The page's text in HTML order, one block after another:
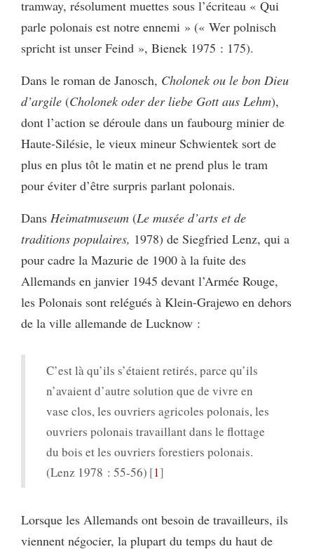
tramway, résolument muettes sous l’écriteau « Qui
parle polonais est notre ennemi » (« Wer polnisch
spricht ist unser Feind », Bienek 1975 : 175).
Dans le roman de Janosch, Cholonek ou le bon Dieu
d’argile (Cholonek oder der liebe Gott aus Lehm),
dont l’action se déroule dans un faubourg minier de
Haute-Silésie, le vieux mineur Schwientek sort de
plus en plus tôt le matin et ne prend plus le tram
pour éviter d’être surpris parlant polonais.
Dans Heimatmuseum (Le musée d’arts et de
traditions populaires, 1978) de Siegfried Lenz, qui a
pour cadre la Mazurie de 1900 à la fuite des
Allemands en janvier 1945 devant l’Armée Rouge,
les Polonais sont relégués à Klein-Grajewo en dehors
de la ville allemande de Lucknow :
C’est là qu’ils s’étaient retirés, parce qu’ils
n’avaient d’autre solution que de vivre en
vase clos, les ouvriers agricoles polonais, les
ouvriers polonais travaillant dans le flottage
du bois et les ouvriers forestiers polonais.
(Lenz 1978 : 55-56) 1
Lorsque les Allemands ont besoin de travailleurs, ils
viennent négocier, la plupart du temps du haut de